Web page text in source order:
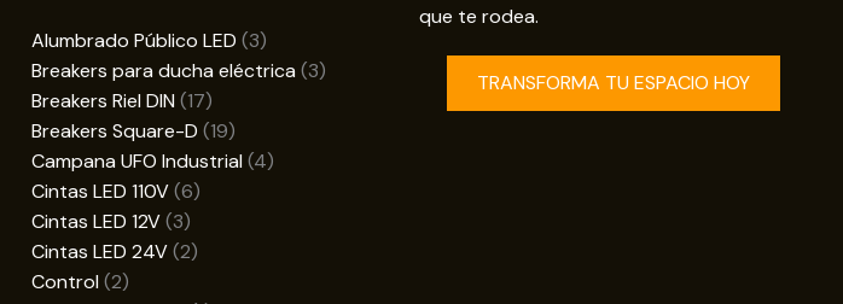
Alumbrado Público LED 33
productos
Breakers para ducha eléctrica 33
Breakers Riel DIN 1717
productos
Breakers Square-D 1919
productos
Campana UFO Industrial 44
Cintas LED 110V 66
Cintas LED 12V 33
productos
Cintas LED 24V 22
Control 22
que te rodea.
TRANSFORMA TU ESPACIO HOY